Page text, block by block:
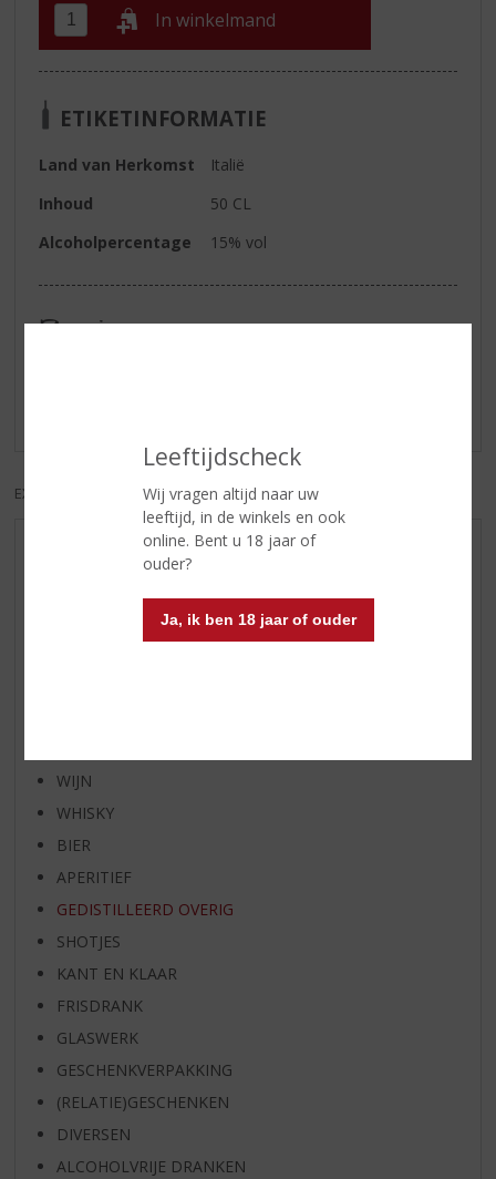
Leeftijdscheck
Wij vragen altijd naar uw
leeftijd, in de winkels en ook
online. Bent u 18 jaar of
ouder?
Ja, ik ben 18 jaar of ouder
In winkelmand
ETIKETINFORMATIE
Land van Herkomst
Italië
Inhoud
50 CL
Alcoholpercentage
15% vol
Reviews
EXCL. BTW INCL. BTW
AANBIEDINGEN
WHISKY VAN DE MAAND
WIJN
WHISKY
BIER
APERITIEF
GEDISTILLEERD OVERIG
SHOTJES
KANT EN KLAAR
FRISDRANK
GLASWERK
GESCHENKVERPAKKING
(RELATIE)GESCHENKEN
DIVERSEN
ALCOHOLVRIJE DRANKEN